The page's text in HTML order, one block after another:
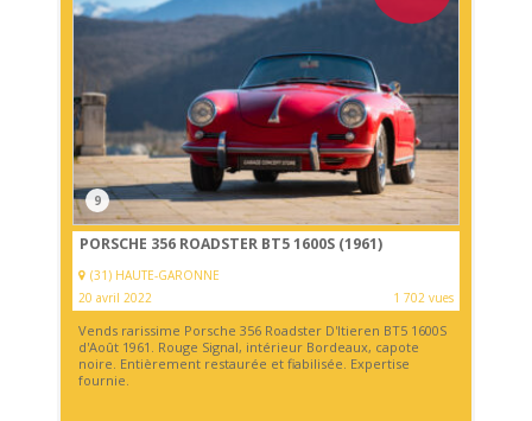
9
PORSCHE 356 ROADSTER BT5 1600S (1961)
(31) HAUTE-GARONNE
20 avril 2022
1 702 vues
Vends rarissime Porsche 356 Roadster D'Itieren BT5 1600S
d'Août 1961. Rouge Signal, intérieur Bordeaux, capote
noire. Entièrement restaurée et fiabilisée. Expertise
fournie.